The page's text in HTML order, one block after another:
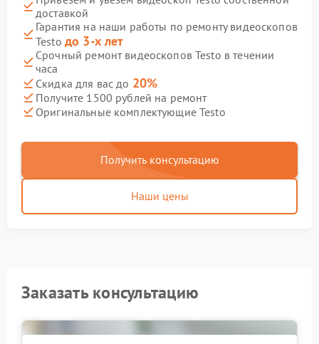
доставкой
Гарантия на наши работы по ремонту видеоскопов
Testo до 3-х лет
Срочный ремонт видеоскопов Testo в течении
часа
Скидка для вас до 20%
Получите 1500 рублей на ремонт
Оригинальные комплектующие Testo
Получить консультацию
Наши цены
Заказать консультацию